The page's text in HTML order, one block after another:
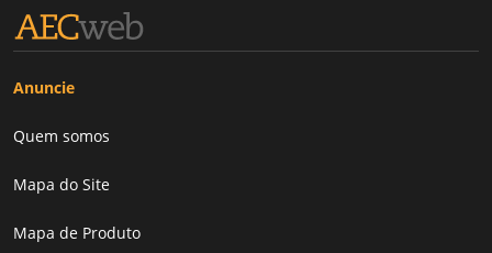
Anuncie
Quem somos
Mapa do Site
Mapa de Produto